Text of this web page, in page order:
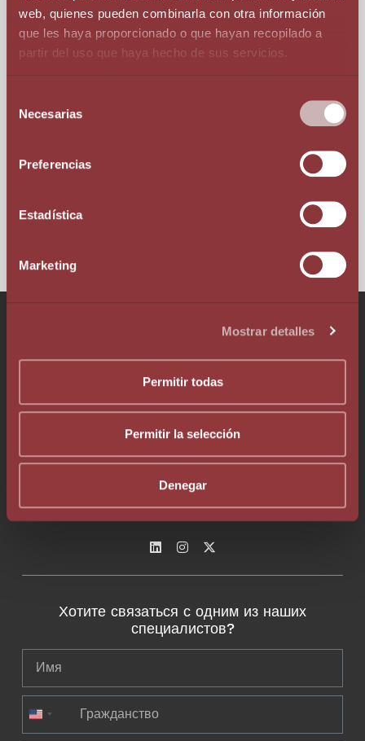
web, quienes pueden combinarla con otra información
que les haya proporcionado o que hayan recopilado a
partir del uso que haya hecho de sus servicios.
Necesarias
Preferencias
Estadística
Marketing
Mostrar detalles
Permitir todas
Permitir la selección
Denegar
Пример
Европейском Союзе, владеет авторскими
правами на один из своих продуктов. Она
управлению нематериальными активами, со
Телефон +376 803 636
info@augelegalfiscal.com
Хотите связаться с одним из наших
специалистов?
United States +1